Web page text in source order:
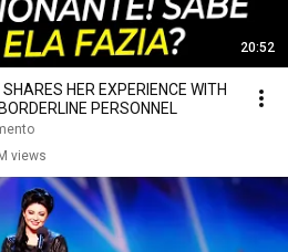
20:52
HER EXPERIENCE WITH
PERSONNEL
views